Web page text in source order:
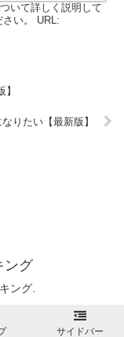
いて詳しく説明して
さい。 URL:
りたい【最新版】
ング
ング.
サイドバー